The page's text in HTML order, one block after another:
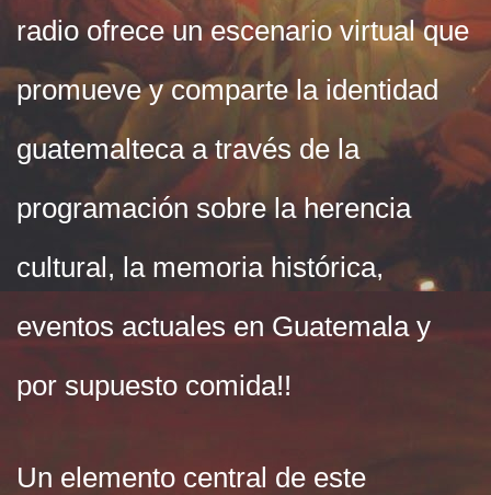
radio ofrece un escenario virtual que
promueve y comparte la identidad
guatemalteca a través de la
programación sobre la herencia
cultural, la memoria histórica,
eventos actuales en Guatemala y
por supuesto comida!!
Un elemento central de este